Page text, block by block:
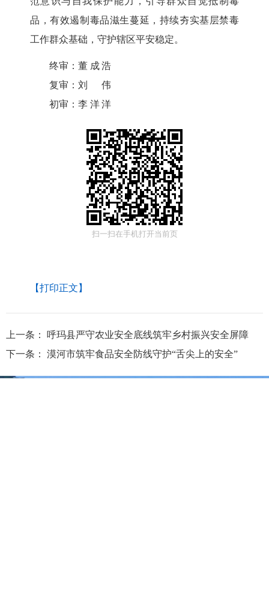
品，有效遏制毒品滋生蔓延，持续夯实基层禁毒
工作群众基础，守护辖区平安稳定。
终审： 董成浩
复审： 刘伟
初审： 李洋洋
扫一扫在手机打开当前页
【打印正文】
上一条：
呼玛县严守农业安全底线筑牢乡村振兴安全屏障
下一条：
漠河市筑牢食品安全防线守护“舌尖上的安全”